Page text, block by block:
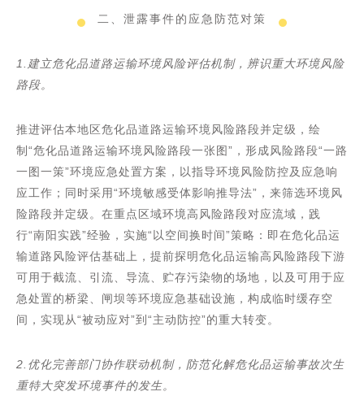
二、泄露事件的应急防范对策
1.建立危化品道路运输环境风险评估机制，辨识重大环境风险
路段。
推进评估本地区危化品道路运输环境风险路段并定级，绘
制“危化品道路运输环境风险路段一张图”，形成风险路段“一路
一图一策”环境应急处置方案，以指导环境风险防控及应急响
应工作；同时采用“环境敏感受体影响推导法”，来筛选环境风
险路段并定级。在重点区域环境高风险路段对应流域，践
行“南阳实践”经验，实施“以空间换时间”策略：即在危化品运
输道路风险评估基础上，提前探明危化品运输高风险路段下游
可用于截流、引流、导流、贮存污染物的场地，以及可用于应
急处置的桥梁、闸坝等环境应急基础设施，构成临时缓存空
间，实现从“被动应对”到“主动防控”的重大转变。
2.优化完善部门协作联动机制，防范化解危化品运输事故次生
重特大突发环境事件的发生。